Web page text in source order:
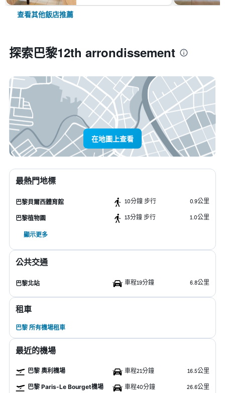
查看其他飯店推薦
探索巴黎12th arrondissement
在地圖上查看
最熱門地標
巴黎貝爾西體育館 10分鐘 步行 0.9公里
巴黎植物園 13分鐘 步行 1.0公里
顯示更多
公共交通
巴黎北站 車程19分鐘 6.8公里
租車
巴黎 所有機場租車
最近的機場
巴黎 奧利機場 車程21分鐘 16.5公里
巴黎 Paris-Le Bourget機場 車程40分鐘 26.6公里